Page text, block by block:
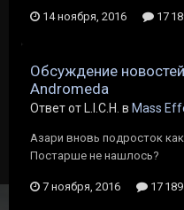
14 ноября, 2016 17
Обсуждение
Andromeda
Ответ от L.I.C.H. в Mass
Азари вновь подросток
Постарше не нашлось?
7 ноября, 2016 17